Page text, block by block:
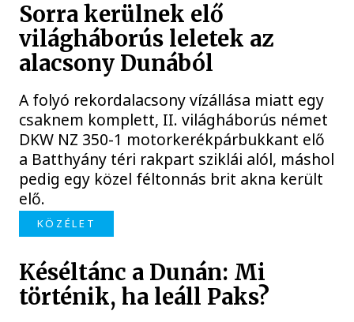
Sorra kerülnek elő
világháborús leletek az
alacsony Dunából
A folyó rekordalacsony vízállása miatt egy
csaknem komplett, II. világháborús német
DKW NZ 350-1 motorkerékpárbukkant elő
a Batthyány téri rakpart sziklái alól, máshol
pedig egy közel féltonnás brit akna került
elő.
KÖZÉLET
Késéltánc a Dunán: Mi
történik, ha leáll Paks?